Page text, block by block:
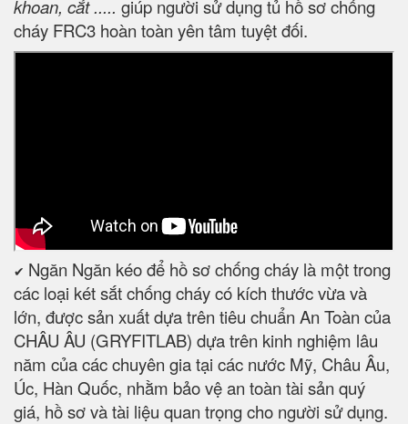
khoan, cắt ..... giúp người sử dụng tủ hồ sơ chống
cháy FRC3 hoàn toàn yên tâm tuyệt đối.
✔ Ngăn Ngăn kéo để hồ sơ chống cháy là một trong
các loại két sắt chống cháy có kích thước vừa và
lớn, được sản xuất dựa trên tiêu chuẩn An Toàn của
CHÂU ÂU (GRYFITLAB) dựa trên kinh nghiệm lâu
năm của các chuyên gia tại các nước Mỹ, Châu Âu,
Úc, Hàn Quốc, nhằm bảo vệ an toàn tài sản quý
giá, hồ sơ và tài liệu quan trọng cho người sử dụng.